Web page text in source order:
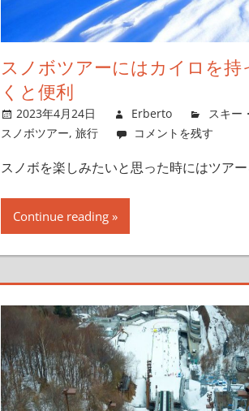
スノボツアーにはカイロを持
くと便利
2023年4月24日 Erberto スキー
スノボツアー, 旅行 コメントを残す
スノボを楽しみたいと思った時にはツア
Continue reading